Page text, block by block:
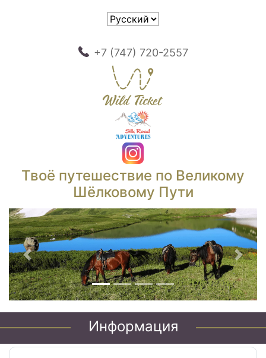
+7 (747) 720-2557
Твоё путешествие по Великому
Шёлковому Пути
Предыдущий
Информация